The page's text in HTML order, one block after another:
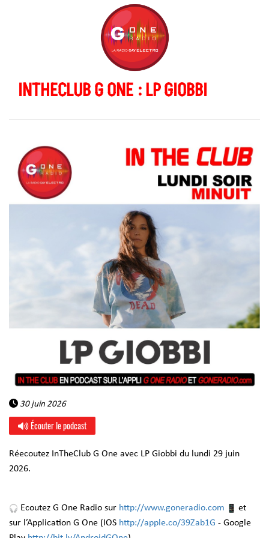
INTHECLUB G ONE : LP GIOBBI
30 juin 2026
Écouter le podcast
Réecoutez InTheClub G One avec LP Giobbi du lundi 29 juin
2026.
Ecoutez G One Radio sur http://www.goneradio.com
et
sur l’Application G One (IOS http://apple.co/39Zab1G - Google